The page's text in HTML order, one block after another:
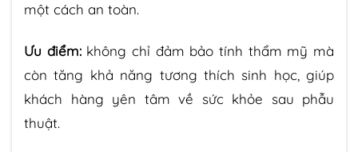
một cách an toàn.
Ưu điểm:không chỉ đảm bảo tính thẩm mỹ mà
còn tăng khả năng tương thích sinh học, giúp
khách hàng yên tâm về sức khỏe sau phẫu
thuật.